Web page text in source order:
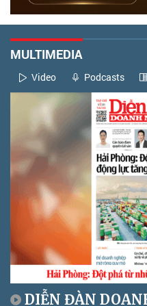
MULTIMEDIA
Video Podcasts
DIỄN ĐÀN